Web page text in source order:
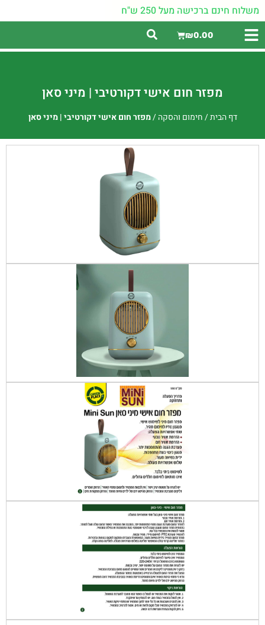
משלוח חינם ברכישה מעל 250 ש"ח
₪0.00
מפזר חום אישי דקורטיבי | מיני סאן
דף הבית/חימום והסקה/מפזר חום אישי דקורטיבי | מיני סאן